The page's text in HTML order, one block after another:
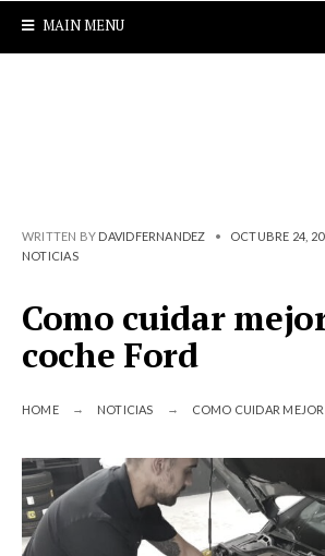
MAIN MENU
WRITTEN BY DAVIDFERNANDEZ • OCTUBRE 24,
NOTICIAS
Como cuidar
coche Ford
HOME NOTICIAS COMO CUIDAR